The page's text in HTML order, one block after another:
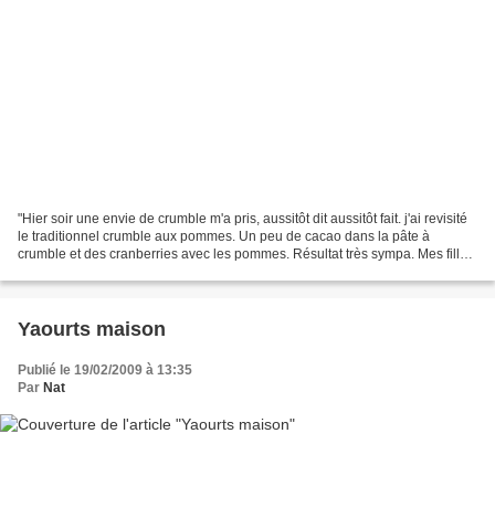
"Hier soir une envie de crumble m'a pris, aussitôt dit aussitôt fait. j'ai revisité
le traditionnel crumble aux pommes. Un peu de cacao dans la pâte à
crumble et des cranberries avec les pommes. Résultat très sympa. Mes filles
Yaourts maison
Publié le 19/02/2009 à 13:35
Par Nat